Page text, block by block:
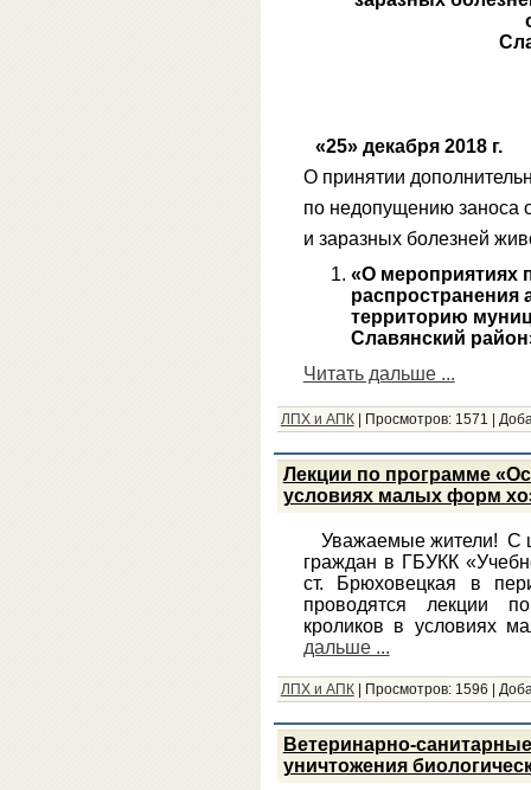
«25» декабря
О принятии
по недопущению заноса
и заразных болезней
«О мероприятиях
распространения
территорию
Славянский
Читать дальше ...
ЛПХ и АПК| Просмотров: 1571
Лекции по программе
условиях малых форм
Уважаемые жители! С
граждан в ГБУКК
ст. Брюховецкая в
проводятся лекции
кроликов в условиях
дальше ...
ЛПХ и АПК| Просмотров: 1596
Ветеринарно-
уничтожения